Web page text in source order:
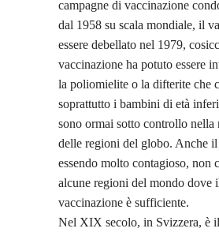
campagne di vaccinazione
dal 1958 su scala mondiale, il
essere debellato nel 1979,
vaccinazione ha potuto essere
la poliomielite o la difterite che
soprattutto i bambini di età
sono ormai sotto controllo nella
delle regioni del globo. Anche
essendo molto contagioso, non
alcune regioni del mondo dove
vaccinazione è sufficiente.
Nel XIX secolo, in Svizzera, è